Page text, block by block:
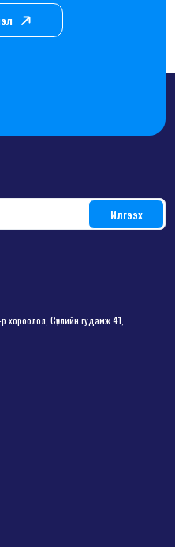
хороолол, Сөүлийн гудамж 41,